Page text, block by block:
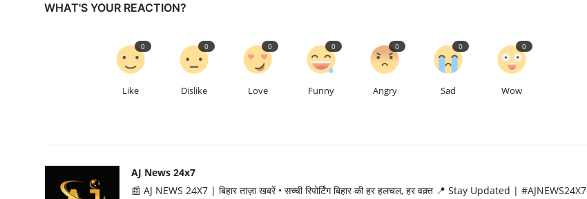
WHAT'S YOUR REACTION?
Like
0
Dislike
0
Love
0
Funny
0
Angry
0
Sad
0
Wow
0
AJ News 24x7
📰 AJ NEWS 24X7 | बिहार ताज़ा खबरें • सच्ची रिपोर्टिंग बिहार की हर हलचल, हर वक़्त 📍 Stay Updated | #AJNEWS24X7